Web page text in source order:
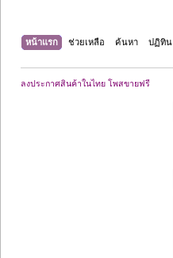
หน้าแรก ช่วยเหลือ ค้นหา ปฏิทิน
ลงประกาศสินค้าในไทย โพสขายฟรี